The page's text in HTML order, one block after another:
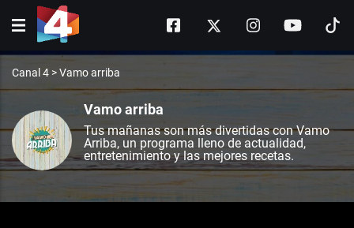
Canal 4 >Vamo arriba
Vamo arriba
Tus mañanas son más divertidas con Vamo
Arriba, un programa lleno de actualidad,
entretenimiento y las mejores recetas.